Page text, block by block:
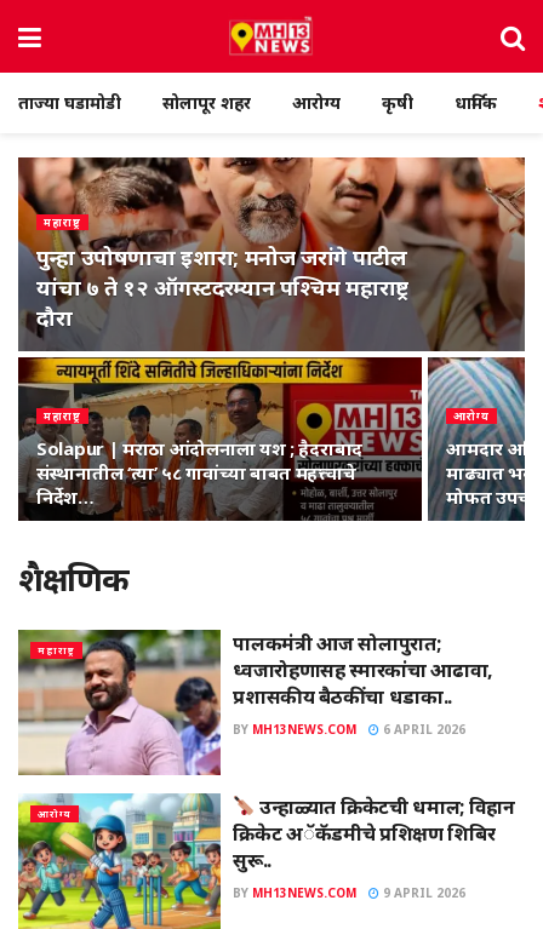
ताज्या घडामोडी सोलापूर शहर आरोग्य कृषी धार्मिक
महाराष्ट्र
पुन्हा उपोषणाचा इशारा; मनोज जरांगे पाटील
यांचा ७ ते १२ ऑगस्टदरम्यान पश्चिम महाराष्ट्र
दौरा
महाराष्ट्र
Solapur | मराठा आंदोलनाला यश ; हैदराबाद
संस्थानातील ‘त्या’ ५८ गावांच्या बाबत महत्त्वाचे
निर्देश…
आरोग्य
आमदार
माढ्यात
मोफत
शैक्षणिक
महाराष्ट्र
पालकमंत्री आज सोलापुरात;
ध्वजारोहणासह स्मारकांचा आढावा,
प्रशासकीय बैठकींचा धडाका..
BY MH13NEWS.COM 6 APRIL 2026
आरोग्य
उन्हाळ्यात क्रिकेटची धमाल; विहान
क्रिकेट अॅकॅडमीचे प्रशिक्षण शिबिर
सुरू..
BY MH13NEWS.COM 9 APRIL 2026